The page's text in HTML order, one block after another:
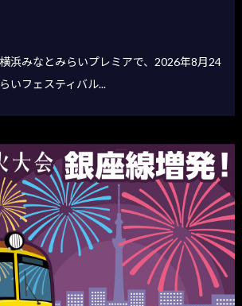
浜みなとみらいプレミアで、2026年8月24
いフェスティバル...